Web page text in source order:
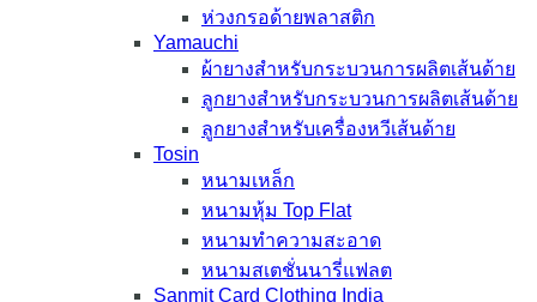
ห่วงกรอด้ายพลาสติก
Yamauchi
ผ้ายางสำหรับกระบวนการผลิตเส้นด้าย
ลูกยางสำหรับกระบวนการผลิตเส้นด้าย
ลูกยางสำหรับเครื่องหวีเส้นด้าย
Tosin
หนามเหล็ก
หนามหุ้ม Top Flat
หนามทำความสะอาด
หนามสเตชั่นนารี่แฟลต
Sanmit Card Clothing India